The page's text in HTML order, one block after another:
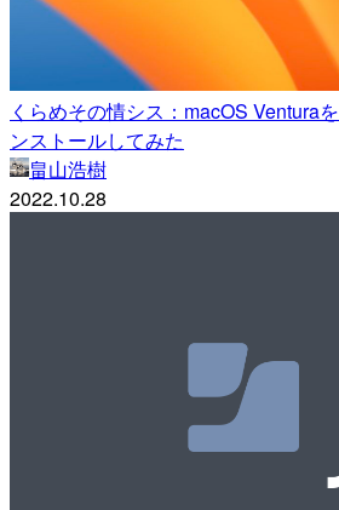
くらめその情シス：macOS Ventura
ンストールしてみた
畠山浩樹
2022.10.28